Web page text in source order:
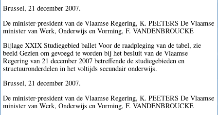
Brussel, 21 december 2007.
De minister-president van de Vlaamse Regering, K. PEETERS De Vlaamse
minister van Werk, Onderwijs en Vorming, F. VANDENBROUCKE
Bijlage XXIX Studiegebied ballet Voor de raadpleging van de tabel, zie
beeld Gezien om gevoegd te worden bij het besluit van de Vlaamse
Regering van 21 december 2007 betreffende de studiegebieden en
structuuronderdelen in het voltijds secundair onderwijs.
Brussel, 21 december 2007.
De minister-president van de Vlaamse Regering, K. PEETERS De Vlaamse
minister van Werk, Onderwijs en Vorming, F. VANDENBROUCKE